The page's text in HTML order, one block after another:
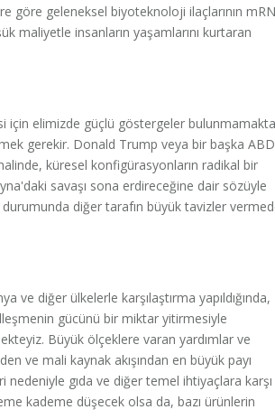
göre geleneksel biyoteknoloji ilaçlarının
maliyetle insanların yaşamlarını kurtaran
için elimizde güçlü göstergeler
gerekir. Donald Trump veya bir başka
küresel konfigürasyonların radikal bir
savaşı sona erdireceğine dair sözüyle
durumunda diğer tarafın büyük tavizler
ve diğer ülkelerle karşılaştırma yapıldığında,
gücünü bir miktar yitirmesiyle
Büyük ölçeklere varan yardımlar ve
ve mali kaynak akışından en büyük payı
gıda ve diğer temel ihtiyaçlara karşı
kademe düşecek olsa da, bazı ürünlerin